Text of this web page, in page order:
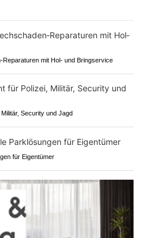
mit Hol‑ und Bringservice
Security und Jagd
für Eigentümer